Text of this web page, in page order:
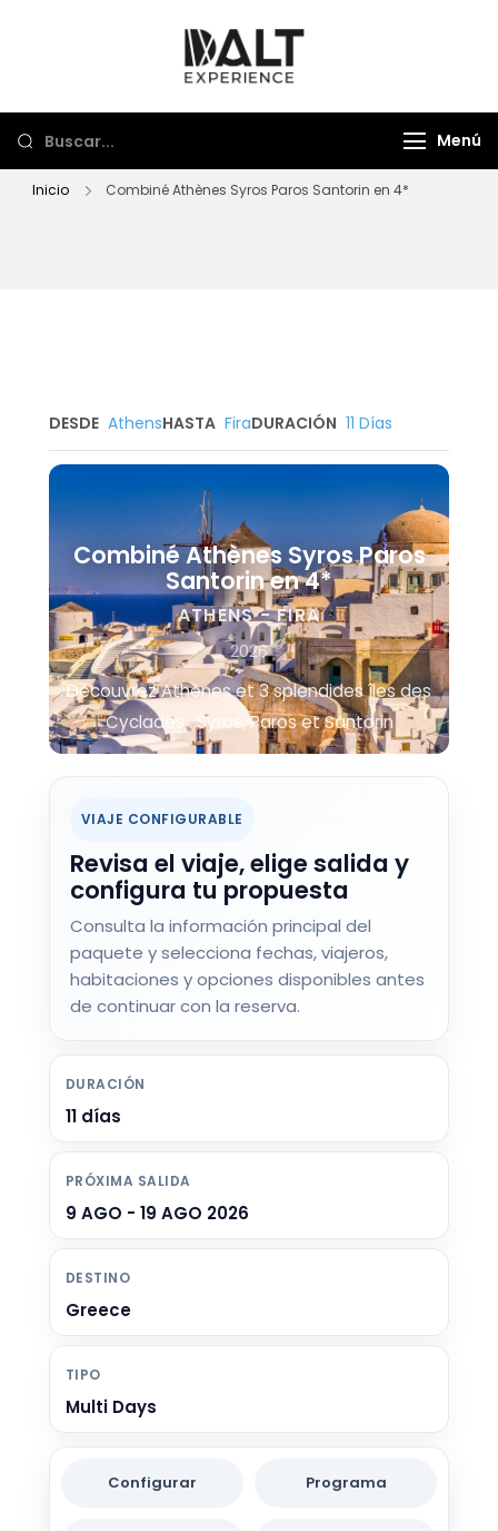
Menú
Inicio Combiné Athènes Syros Paros Santorin en 4*
DESDE AthensHASTA FiraDURACIÓN 11 Días
Combiné Athènes Syros Paros
Santorin en 4*
ATHENS - FIRA
2026
Découvrez Athènes et 3 splendides îles des
Cyclades : Syros, Paros et Santorin
VIAJE CONFIGURABLE
Revisa el viaje, elige salida y
configura tu propuesta
Consulta la información principal del
paquete y selecciona fechas, viajeros,
habitaciones y opciones disponibles antes
de continuar con la reserva.
DURACIÓN
11 días
PRÓXIMA SALIDA
9 AGO - 19 AGO 2026
DESTINO
Greece
TIPO
Multi Days
Configurar Programa